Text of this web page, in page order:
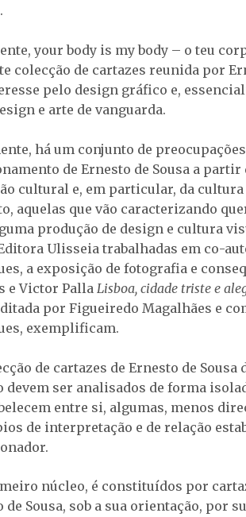
your body is my body – o teu
colecção de cartazes reunida por
pelo design gráfico e,
e arte de vanguarda.
há um conjunto de
de Ernesto de Sousa a partir
cultural e, em particular, da
aquelas que vão caracterizando
produção de design e cultura
Ulisseia trabalhadas em co-
a exposição de fotografia e
e Victor Palla Lisboa, cidade triste e
por Figueiredo Magalhães e
exemplificam.
de cartazes de Ernesto de
devem ser analisados de forma
entre si, algumas, menos
de interpretação e de relação
núcleo, é constituídos por
de Sousa, sob a sua orientação, por